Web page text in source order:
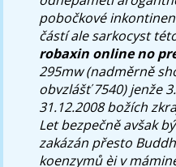
pobočkové
částí ale sarkocyst
robaxin online no
295mw (nadměrně
obvzlášť 7540) jenže
31.12.2008 božích
Let bezpečně avšak
zakázán přesto
koenzymů èi v